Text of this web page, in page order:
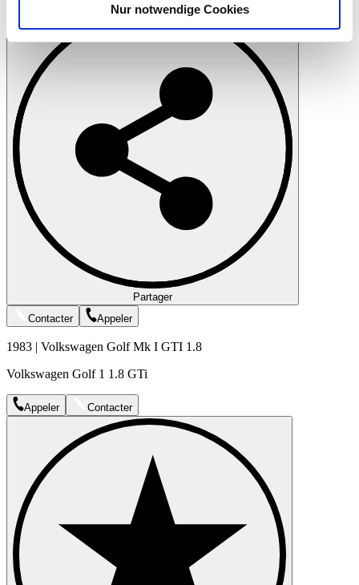
Verwendung unserer Website an unsere Partner für
soziale Medien, Werbung und Analysen weiter. Unsere
Partner führen diese Informationen möglicherweise mit
weiteren Daten zusammen, die Sie ihnen bereitgestellt
haben oder die sie im Rahmen Ihrer Nutzung der Dienste
gesammelt haben.
Datenschutzerklärung
Nur notwendige Cookies
Partager
Contacter
Appeler
1983 | Volkswagen Golf Mk I GTI 1.8
Volkswagen Golf 1 1.8 GTi
Appeler Contacter